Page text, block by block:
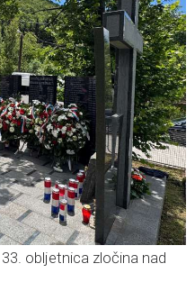
obljetnica zločina nad